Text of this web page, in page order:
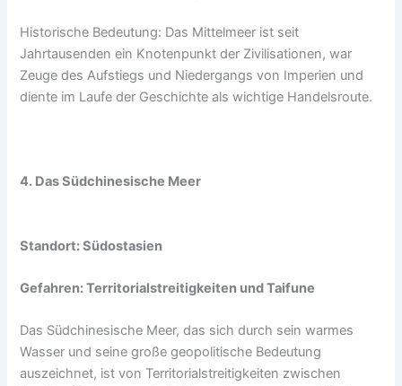
Historische Bedeutung: Das Mittelmeer ist seit
Jahrtausenden ein Knotenpunkt der Zivilisationen, war
Zeuge des Aufstiegs und Niedergangs von Imperien und
diente im Laufe der Geschichte als wichtige Handelsroute.
4. Das Südchinesische Meer
Standort: Südostasien
Gefahren: Territorialstreitigkeiten und Taifune
Das Südchinesische Meer, das sich durch sein warmes
Wasser und seine große geopolitische Bedeutung
auszeichnet, ist von Territorialstreitigkeiten zwischen